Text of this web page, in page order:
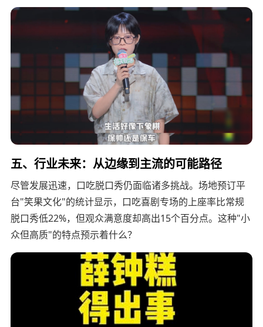
五、行业未来：从边缘到主流的可能路径
尽管发展迅速，口吃脱口秀仍面临诸多挑战。场地预订平
台"笑果文化"的统计显示，口吃喜剧专场的上座率比常规
脱口秀低22%，但观众满意度却高出15个百分点。这种"小
众但高质"的特点预示着什么？